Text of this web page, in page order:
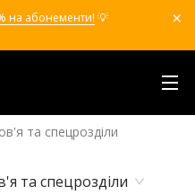
на абонементи! 💡
та спецрозділи
та спецрозділи